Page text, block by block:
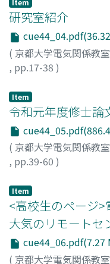
Item
研究室紹介
( 京都大学電気関係教
, pp.17-38 )
Item
令和元年度修士論
( 京都大学電気関係教
, pp.39-60 )
Item
<高校生のページ
大気のリモートセ
cue44_06.pdf(7.27
( 京都大学電気関係教